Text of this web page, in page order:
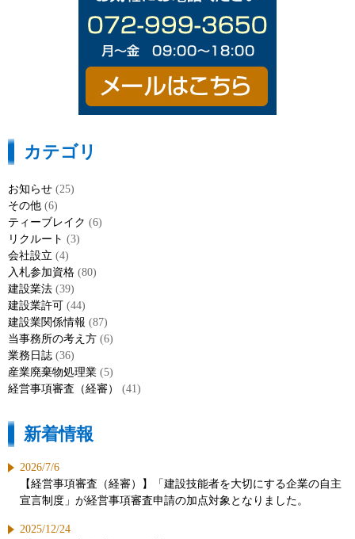
カテゴリ
お知らせ (25)
その他 (6)
ティーブレイク (6)
リクルート (3)
会社設立 (4)
入札参加資格 (80)
建設業法 (39)
建設業許可 (44)
建設業関係情報 (87)
当事務所の考え方 (6)
業務日誌 (36)
産業廃棄物処理業 (5)
経営事項審査（経審）
(41)
新着情報
2026/7/6
【経営事項審査（経審）】「建設技能者を大切にする企業の自主
宣言制度」が経営事項審査申請の加点対象となりました。
2025/12/24